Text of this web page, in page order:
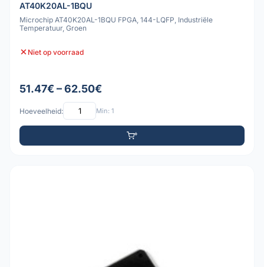
AT40K20AL-1BQU
Microchip AT40K20AL-1BQU FPGA, 144-LQFP, Industriële
Temperatuur, Groen
Niet op voorraad
51.47€ – 62.50€
Hoeveelheid: Min: 1